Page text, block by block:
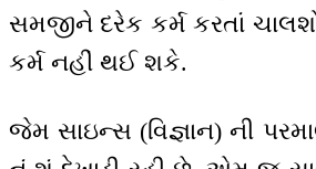
સમજીને દરેક કર્મ કરતાં
કર્મ નહીં થઈ શકે.
જેમ સાઇન્સ (વિજ્ઞાન) ની